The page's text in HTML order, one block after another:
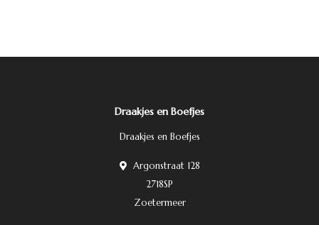
Draakjes en Boefjes
Draakjes en Boefjes
Argonstraat 128
2718SP
Zoetermeer